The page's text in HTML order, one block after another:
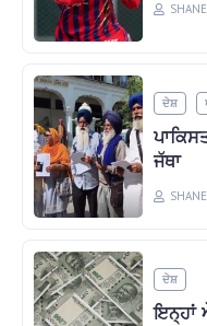
ਦੇਸ਼
ਜੱਥਾ
ਦੇਸ਼
ਇਨ੍ਹਾਂ